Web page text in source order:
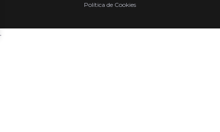
Política de Cookies
.